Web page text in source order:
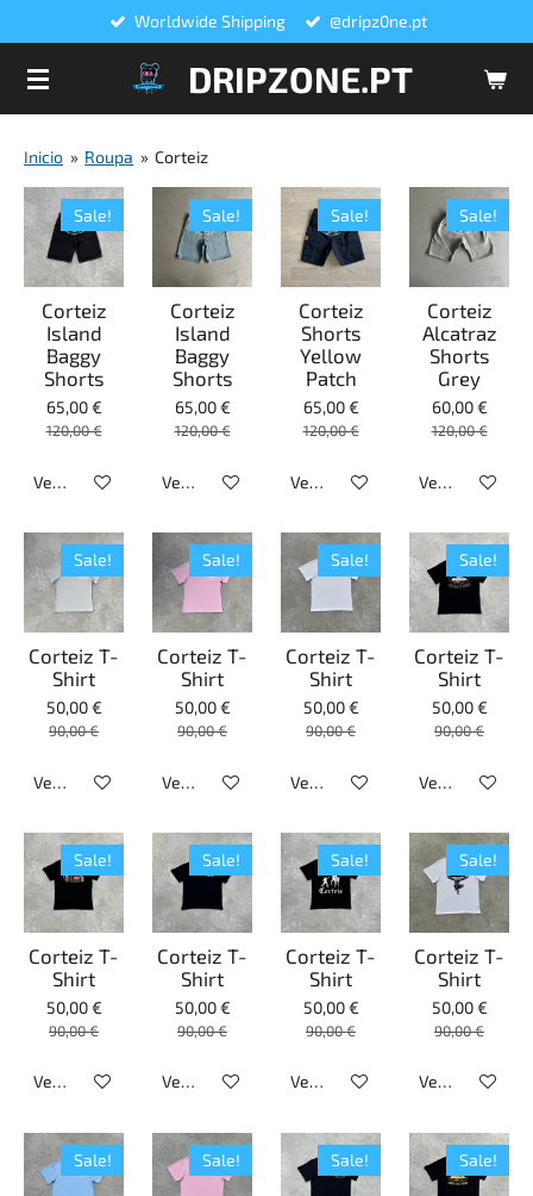
DRIPZONE.PT
Worldwide Shipping @dripz0ne.pt
Inicio » Roupa » Corteiz
Sale!
Corteiz
Island
Baggy
Shorts
65,00 €
120,00 €
Veja detalhes
Sale!
Corteiz
Island
Baggy
Shorts
65,00 €
120,00 €
Veja detalhes
Sale!
Corteiz
Shorts
Yellow
Patch
65,00 €
120,00 €
Veja detalhes
Sale!
Corteiz
Alcatraz
Shorts
Grey
60,00 €
120,00 €
Veja detalhes
Sale!
Corteiz T-
Shirt
50,00 €
90,00 €
Veja detalhes
Sale!
Corteiz T-
Shirt
50,00 €
90,00 €
Veja detalhes
Sale!
Corteiz T-
Shirt
50,00 €
90,00 €
Veja detalhes
Sale!
Corteiz T-
Shirt
50,00 €
90,00 €
Veja detalhes
Sale!
Corteiz T-
Shirt
50,00 €
90,00 €
Veja detalhes
Sale!
Corteiz T-
Shirt
50,00 €
90,00 €
Veja detalhes
Sale!
Corteiz T-
Shirt
50,00 €
90,00 €
Veja detalhes
Sale!
Corteiz T-
Shirt
50,00 €
90,00 €
Veja detalhes
Sale! Sale! Sale! Sale!